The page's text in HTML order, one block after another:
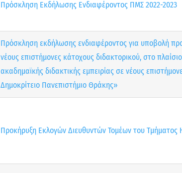
Πρόσκληση Εκδήλωσης Ενδιαφέροντος ΠΜΣ 2022-2023
Πρόσκληση εκδήλωσης ενδιαφέροντος για υποβολή
νέους επιστήμονες κάτοχους διδακτορικού, στο
ακαδημαϊκής διδακτικής εμπειρίας σε νέους
Δημοκρίτειο Πανεπιστήμιο Θράκης»
Προκήρυξη Εκλογών Διευθυντών Τομέων του